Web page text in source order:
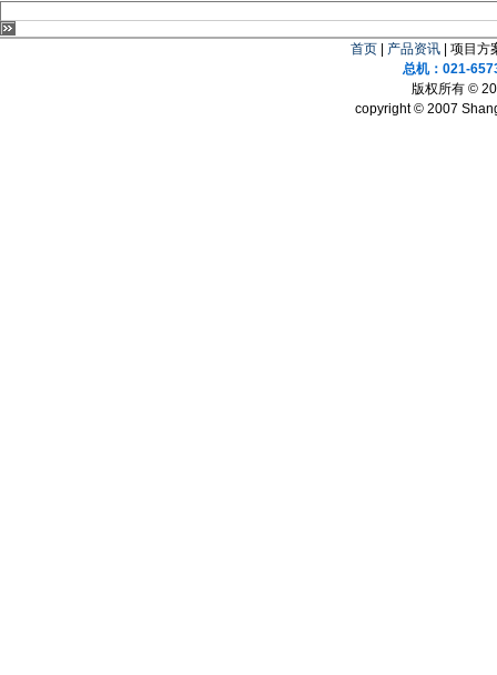
首页 产品资讯 | 项目方
总机：021-
版权所有 ©
copyright © 2007